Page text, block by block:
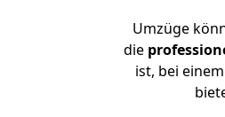
Umzüge
die
ist, bei